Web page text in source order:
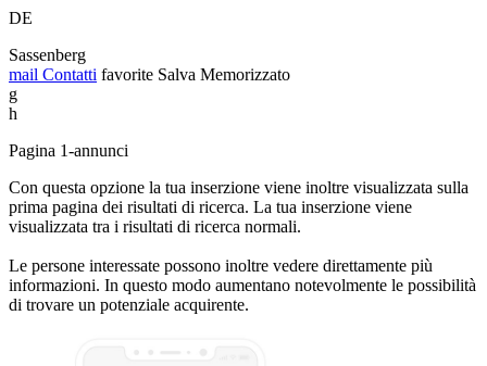
DE
Sassenberg
mail Contatti favorite Salva Memorizzato
g
h
Pagina 1-annunci
Con questa opzione la tua inserzione viene inoltre visualizzata sulla
prima pagina dei risultati di ricerca. La tua inserzione viene
visualizzata tra i risultati di ricerca normali.
Le persone interessate possono inoltre vedere direttamente più
informazioni. In questo modo aumentano notevolmente le possibilità
di trovare un potenziale acquirente.